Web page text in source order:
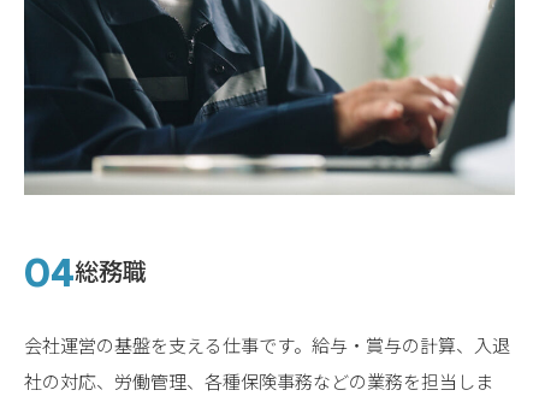
総務職
会社運営の基盤を支える仕事です。給与・賞与の計算、入退
社の対応、労働管理、各種保険事務などの業務を担当しま